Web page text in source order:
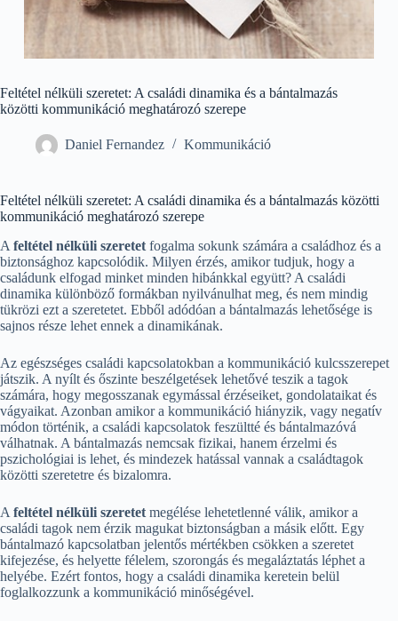
Feltétel nélküli szeretet: A családi dinamika és a bántalmazás
közötti kommunikáció meghatározó szerepe
Daniel Fernandez Kommunikáció
Feltétel nélküli szeretet: A családi dinamika és a bántalmazás közötti
kommunikáció meghatározó szerepe
A feltétel nélküli szeretet fogalma sokunk számára a családhoz és a
biztonsághoz kapcsolódik. Milyen érzés, amikor tudjuk, hogy a
családunk elfogad minket minden hibánkkal együtt? A családi
dinamika különböző formákban nyilvánulhat meg, és nem mindig
tükrözi ezt a szeretetet. Ebből adódóan a bántalmazás lehetősége is
sajnos része lehet ennek a dinamikának.
Az egészséges családi kapcsolatokban a kommunikáció kulcsszerepet
játszik. A nyílt és őszinte beszélgetések lehetővé teszik a tagok
számára, hogy megosszanak egymással érzéseiket, gondolataikat és
vágyaikat. Azonban amikor a kommunikáció hiányzik, vagy negatív
módon történik, a családi kapcsolatok feszültté és bántalmazóvá
válhatnak. A bántalmazás nemcsak fizikai, hanem érzelmi és
pszichológiai is lehet, és mindezek hatással vannak a családtagok
közötti szeretetre és bizalomra.
A feltétel nélküli szeretet megélése lehetetlenné válik, amikor a
családi tagok nem érzik magukat biztonságban a másik előtt. Egy
bántalmazó kapcsolatban jelentős mértékben csökken a szeretet
kifejezése, és helyette félelem, szorongás és megaláztatás léphet a
helyébe. Ezért fontos, hogy a családi dinamika keretein belül
foglalkozzunk a kommunikáció minőségével.